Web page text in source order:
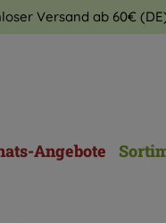
Versand ab 60€
Angebote